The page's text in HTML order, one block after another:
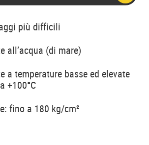
più difficili
all’acqua (di mare)
a temperature basse ed elevate
+100°C
fino a 180 kg/cm²